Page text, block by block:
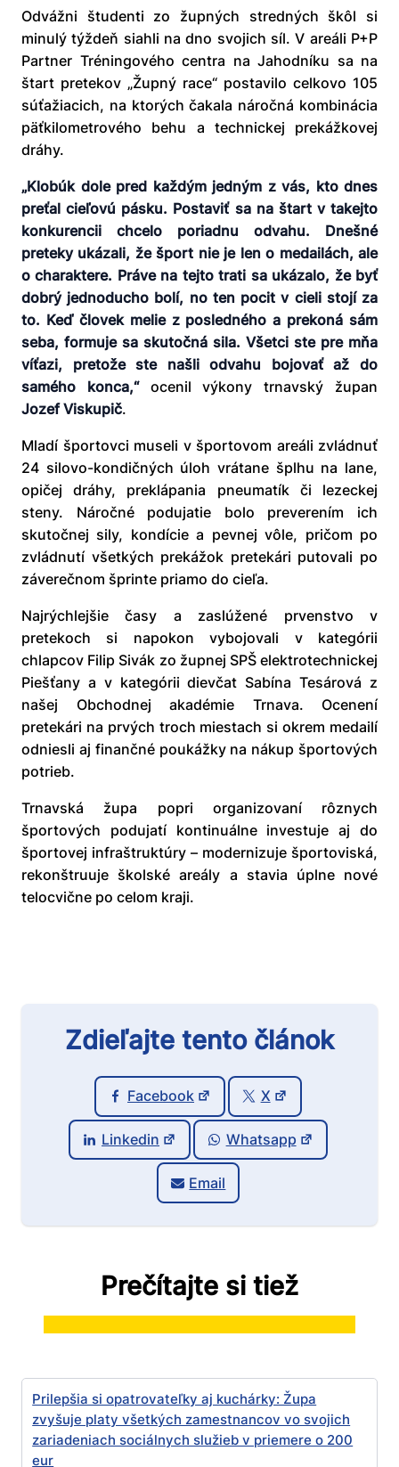
Odvážni študenti zo župných stredných škôl si
minulý týždeň siahli na dno svojich síl. V areáli P+P
Partner Tréningového centra na Jahodníku sa na
štart pretekov „Župný race“ postavilo celkovo 105
súťažiacich, na ktorých čakala náročná kombinácia
päťkilometrového behu a technickej prekážkovej
dráhy.
„Klobúk dole pred každým jedným z vás, kto dnes
preťal cieľovú pásku. Postaviť sa na štart v takejto
konkurencii chcelo poriadnu odvahu. Dnešné
preteky ukázali, že šport nie je len o medailách, ale
o charaktere. Práve na tejto trati sa ukázalo, že byť
dobrý jednoducho bolí, no ten pocit v cieli stojí za
to. Keď človek melie z posledného a prekoná sám
seba, formuje sa skutočná sila. Všetci ste pre mňa
víťazi, pretože ste našli odvahu bojovať až do
samého konca,“ocenil výkony trnavský župan
Jozef Viskupič.
Mladí športovci museli v športovom areáli zvládnuť
24 silovo-kondičných úloh vrátane šplhu na lane,
opičej dráhy, preklápania pneumatík či lezeckej
steny. Náročné podujatie bolo preverením ich
skutočnej sily, kondície a pevnej vôle, pričom po
zvládnutí všetkých prekážok pretekári putovali po
záverečnom šprinte priamo do cieľa.
Najrýchlejšie časy a zaslúžené prvenstvo v
pretekoch si napokon vybojovali v kategórii
chlapcov Filip Sivák zo župnej SPŠ elektrotechnickej
Piešťany a v kategórii dievčat Sabína Tesárová z
našej Obchodnej akadémie Trnava. Ocenení
pretekári na prvých troch miestach si okrem medailí
odniesli aj finančné poukážky na nákup športových
potrieb.
Trnavská župa popri organizovaní rôznych
športových podujatí kontinuálne investuje aj do
športovej infraštruktúry – modernizuje športoviská,
rekonštruuje školské areály a stavia úplne nové
telocvične po celom kraji.
Zdieľajte tento článok
Facebook X
Linkedin Whatsapp
Email
Prečítajte si tiež
Prilepšia si opatrovateľky aj kuchárky: Župa
zvyšuje platy všetkých zamestnancov vo svojich
zariadeniach sociálnych služieb v priemere o 200
eur